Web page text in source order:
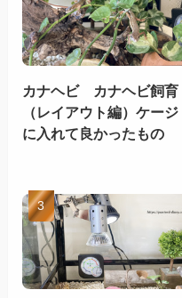
カナヘビ カナヘビ飼育
（レイアウト編）ケージ
に入れて良かったもの